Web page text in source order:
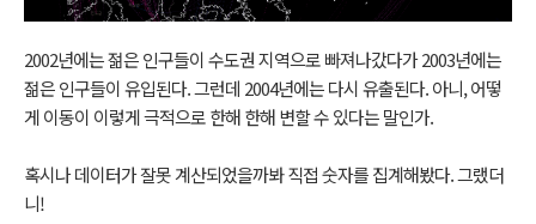
2002년에는 젊은 인구들이 수도권 지역으로 빠져나갔다가 2003년에는
젊은 인구들이 유입된다. 그런데 2004년에는 다시 유출된다. 아니, 어떻
게 이동이 이렇게 극적으로 한해 한해 변할 수 있다는 말인가.
혹시나 데이터가 잘못 계산되었을까봐 직접 숫자를 집계해봤다. 그랬더
니!